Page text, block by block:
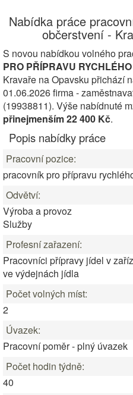
Nabídka práce
občerstvení -
S novou nabídkou volného
PRO PŘÍPRAVU
Kravaře na Opavsku přichází
01.06.2026 firma -
(19938811). Výše nabídnuté
přinejmenším 22 400 Kč.
Popis nabídky práce
Pracovní pozice:
pracovník pro přípravu
Odvětví:
Výroba a provoz
Služby
Profesní zařazení:
Pracovníci přípravy jídel v
ve výdejnách jídla
Počet volných míst:
2
Úvazek:
Pracovní poměr - plný úvazek
Počet hodin týdně:
40